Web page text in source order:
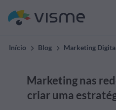
Início Blog Marketing
Marketing nas
criar uma